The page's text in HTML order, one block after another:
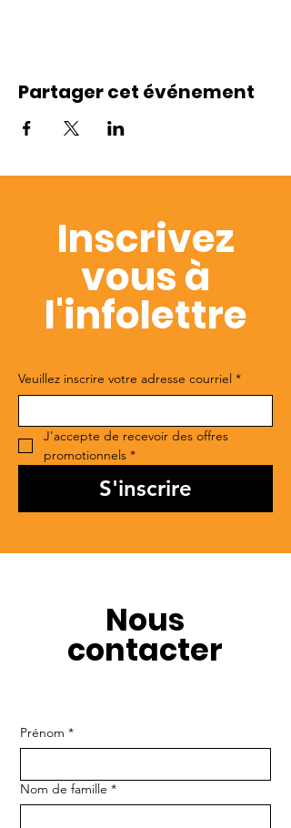
Partager cet événement
Inscrivez
vous à
l'infolettre
Veuillez inscrire votre adresse courriel *
J'accepte de recevoir des offres
promotionnels *
S'inscrire
Nous
contacter
Prénom *
Nom de famille *